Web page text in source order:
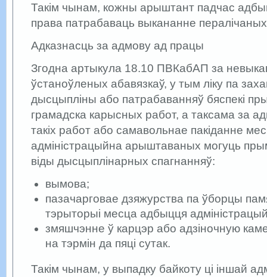
Такім чынам, кожны арыштант падчас
права патрабаваць выкананне
Адказнасць за адмову ад працы
Згодна артыкула 18.10 ПВКабАП за
ўстаноўленых абавязкаў, у тым ліку па
дысцыпліны або патрабаванняў бяспекі
грамадска карысных работ, а таксама за
такіх работ або самавольнае пакіданне
адміністрацыйна арыштаваных могуць
віды дысцыплінарных спагнанняў:
вымова;
пазачарговае дзяжурства па ўборцы
тэрыторыі месца адбыцця
змяшчэнне ў карцэр або адзіночную
на тэрмін да пяці сутак.
Такім чынам, у выпадку байкоту ці іншай